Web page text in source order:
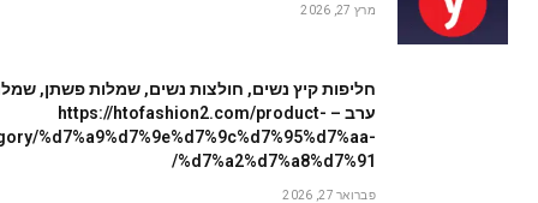
מרץ 27, 2026
חליפות קיץ נשים, חולצות נשים, שמלות פשתן,
ערב – https://htofashion2.com/product-
%d7%a9%d7%9e%d7%9c%d7%95%d7%aa-
%d7%a2%d7%a8%d7%91/
פברואר 27, 2026